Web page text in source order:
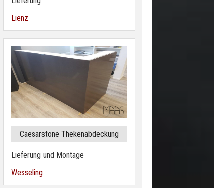
Lienz
Caesarstone Thekenabdeckung
Lieferung und Montage
Wesseling